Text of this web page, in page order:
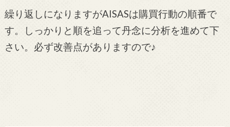
繰り返しになりますがAISASは購買行動の順番で
す。しっかりと順を追って丹念に分析を進めて下
さい。必ず改善点がありますので♪